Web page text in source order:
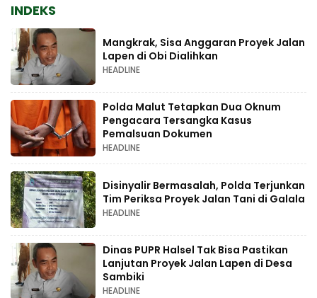
INDEKS
Mangkrak, Sisa Anggaran Proyek Jalan
Lapen di Obi Dialihkan
HEADLINE
Polda Malut Tetapkan Dua Oknum
Pengacara Tersangka Kasus
Pemalsuan Dokumen
HEADLINE
Disinyalir Bermasalah, Polda Terjunkan
Tim Periksa Proyek Jalan Tani di Galala
HEADLINE
Dinas PUPR Halsel Tak Bisa Pastikan
Lanjutan Proyek Jalan Lapen di Desa
Sambiki
HEADLINE